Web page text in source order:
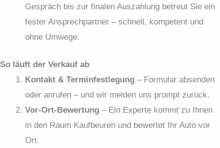
Gespräch bis zur finalen Auszahlung betreut Sie ein
fester Ansprechpartner – schnell, kompetent und
ohne Umwege.
So läuft der Verkauf ab
Kontakt & Terminfestlegung – Formular absenden
oder anrufen – und wir melden uns prompt zurück.
Vor-Ort-Bewertung – Ein Experte kommt zu Ihnen
in den Raum Kaufbeuren und bewertet Ihr Auto vor
Ort.